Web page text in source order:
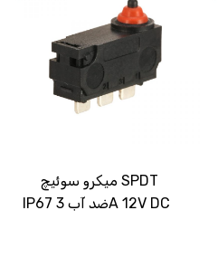
میکرو سوئیچ SPDT
IP67 ضد آب 3A 12V DC